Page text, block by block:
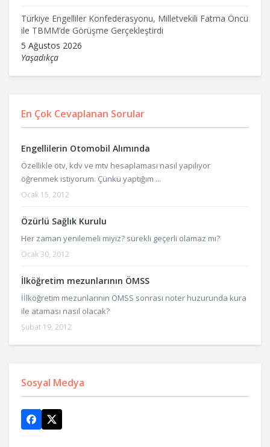
Türkiye Engelliler Konfederasyonu, Milletvekili Fatma Öncü
ile TBMM’de Görüşme Gerçekleştirdi
5 Ağustos 2026
Yaşadıkça
En Çok Cevaplanan Sorular
Engellilerin Otomobil Alımında
Özellikle ötv, kdv ve mtv hesaplaması nasıl yapılıyor
öğrenmek istiyorum. Çünkü yaptığım ...
Ocak 15, 2012
Özürlü Sağlık Kurulu
Her zaman yenilemeli miyiz? sürekli geçerli olamaz mı?
Ocak 30, 2012
İlköğretim mezunlarının ÖMSS
İİlköğretim mezunlarının ÖMSS sonrası noter huzurunda kura
ile ataması nasıl olacak?
Şubat 19, 2012
Sosyal Medya